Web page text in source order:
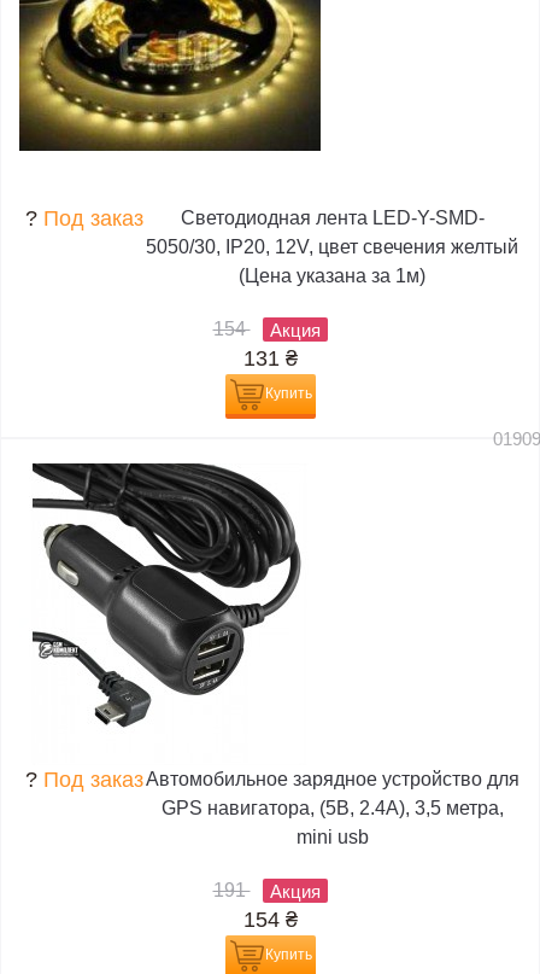
? Под заказ
Светодиодная лента LED-Y-SMD-
5050/30, IP20, 12V, цвет свечения желтый
(Цена указана за 1м)
154 Акция
131 ₴
Купить
? Под заказАвтомобильное зарядное устройство для
GPS навигатора, (5В, 2.4А), 3,5 метра,
mini usb
191 Акция
154 ₴
Купить